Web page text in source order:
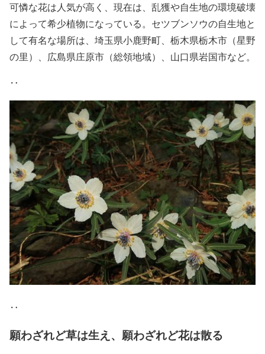
可憐な花は人気が高く、現在は、乱獲や自生地の環境破壊
によって希少植物になっている。セツブンソウの自生地と
して有名な場所は、埼玉県小鹿野町、栃木県栃木市（星野
の里）、広島県庄原市（総領地域）、山口県岩国市など。
‥
‥
願わざれど草は生え、願わざれど花は散る